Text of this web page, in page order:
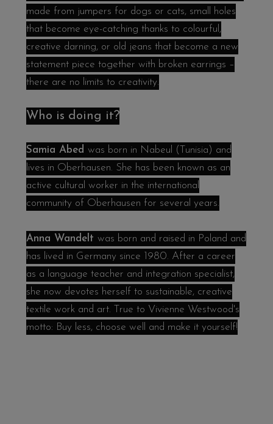
made from jumpers for dogs or cats, small holes
that become eye-catching thanks to colourful,
creative darning, or old jeans that become a new
statement piece together with broken earrings –
there are no limits to creativity.
Who is doing it?
Samia Abed was born in Nabeul (Tunisia) and
lives in Oberhausen. She has been known as an
active cultural worker in the international
community of Oberhausen for several years.
Anna Wandelt was born and raised in Poland and
has lived in Germany since 1980. After a career
as a language teacher and integration specialist,
she now devotes herself to sustainable, creative
textile work and art. True to Vivienne Westwood's
motto: Buy less, choose well and make it yourself!